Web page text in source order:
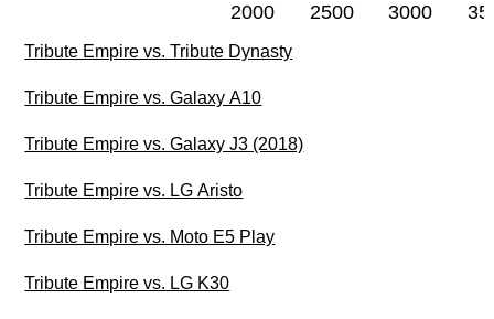
2000 2500 3000
Tribute Empire vs. Tribute Dynasty
Tribute Empire vs. Galaxy A10
Tribute Empire vs. Galaxy J3 (2018)
Tribute Empire vs. LG Aristo
Tribute Empire vs. Moto E5 Play
Tribute Empire vs. LG K30